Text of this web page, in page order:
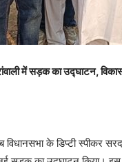
में सड़क का उद्घाटन,
के डिप्टी स्पीकर